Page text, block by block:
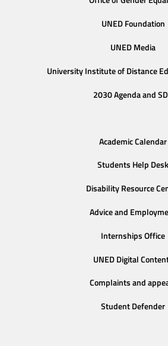
UNED Foundation
UNED Media
University Institute of Distance
2030 Agenda and
Academic Calendar
Students Help Desk
Disability Resource
Advice and
Internships Office
UNED Digital
Complaints and
Student Defender